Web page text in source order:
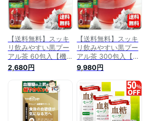
みもの 血圧 血糖 サ
プリメント サプリ
糖質制限 糖質 お茶
内臓脂肪 改善 ダイ
エット 痩せる
【送料無料】スッキ
リ飲みやすい黒プー
アル茶 60包入【機
能性表示食品】体脂
肪や食後の血糖値が
気になる方におすす
め♪血糖値が気になる
方へ 血糖値 血糖値
改善 下げる お茶 の
みもの 血圧 血糖 サ
2,680円
【送料無料】スッキ
リ飲みやすい黒プー
アル茶 300包入【機
能性表示食品】体脂
肪や食後の血糖値が
気になる方におすす
め♪血糖値が気になる
方へ 血糖値 血糖値
改善 下げる お茶 の
みもの 血圧 血糖 サ
9,980円